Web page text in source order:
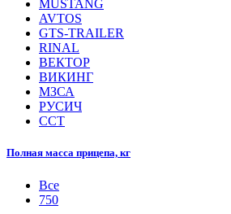
MUSTANG
AVTOS
GTS-TRAILER
RINAL
ВЕКТОР
ВИКИНГ
МЗСА
РУСИЧ
ССТ
Полная масса прицепа, кг
Все
750